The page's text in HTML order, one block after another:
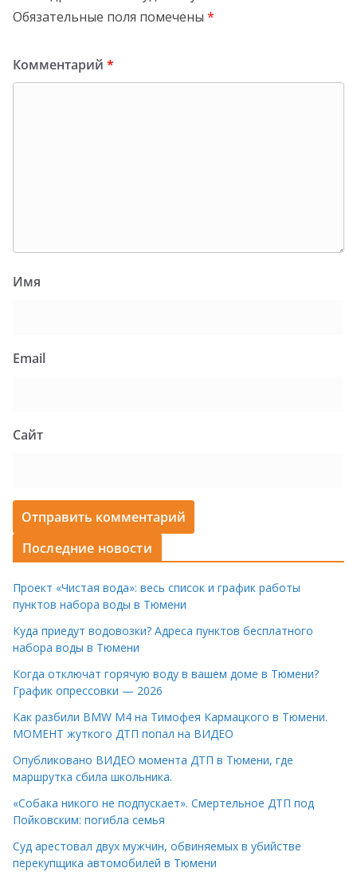
Обязательные поля помечены *
Комментарий *
Имя
Email
Сайт
Последние новости
Проект «Чистая вода»: весь список и график работы
пунктов набора воды в Тюмени
Куда приедут водовозки? Адреса пунктов бесплатного
набора воды в Тюмени
Когда отключат горячую воду в вашем доме в Тюмени?
График опрессовки — 2026
Как разбили BMW M4 на Тимофея Кармацкого в Тюмени.
МОМЕНТ жуткого ДТП попал на ВИДЕО
Опубликовано ВИДЕО момента ДТП в Тюмени, где
маршрутка сбила школьника.
«Собака никого не подпускает». Смертельное ДТП под
Пойковским: погибла семья
Суд арестовал двух мужчин, обвиняемых в убийстве
перекупщика автомобилей в Тюмени